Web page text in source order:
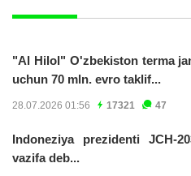
"Al Hilol" O'zbekiston terma
uchun 70 mln. evro taklif...
28.07.2026 01:56 17321 47
Indoneziya prezidenti JCH-
vazifa deb...